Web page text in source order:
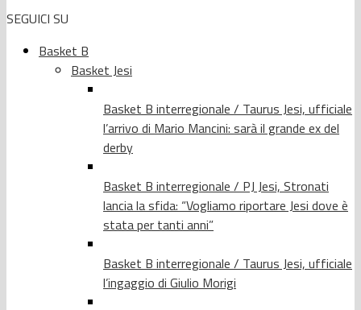
SEGUICI SU
Basket B
Basket Jesi
Basket B interregionale / Taurus Jesi, ufficiale
l’arrivo di Mario Mancini: sarà il grande ex del
derby
Basket B interregionale / PJ Jesi, Stronati
lancia la sfida: “Vogliamo riportare Jesi dove è
stata per tanti anni”
Basket B interregionale / Taurus Jesi, ufficiale
l’ingaggio di Giulio Morigi